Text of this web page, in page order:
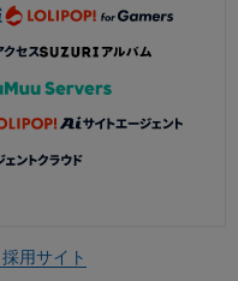
採用サイト